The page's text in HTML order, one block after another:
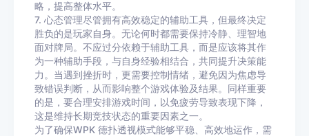
略，提高整体水平。
7. 心态管理尽管拥有高效稳定的辅助工具，但最终决定
胜负的是玩家自身。无论何时都需要保持冷静、理智地
面对牌局。不应过分依赖于辅助工具，而是应该将其作
为一种辅助手段，与自身经验相结合，共同提升决策能
力。当遇到挫折时，更需要控制情绪，避免因为焦虑导
致错误判断，从而影响整个游戏体验及结果。同样重要
的是，要合理安排游戏时间，以免疲劳导致表现下降，
这是维持长期竞技状态的重要因素之一。
为了确保WPK 德扑透视模式能够平稳、高效地运作，需